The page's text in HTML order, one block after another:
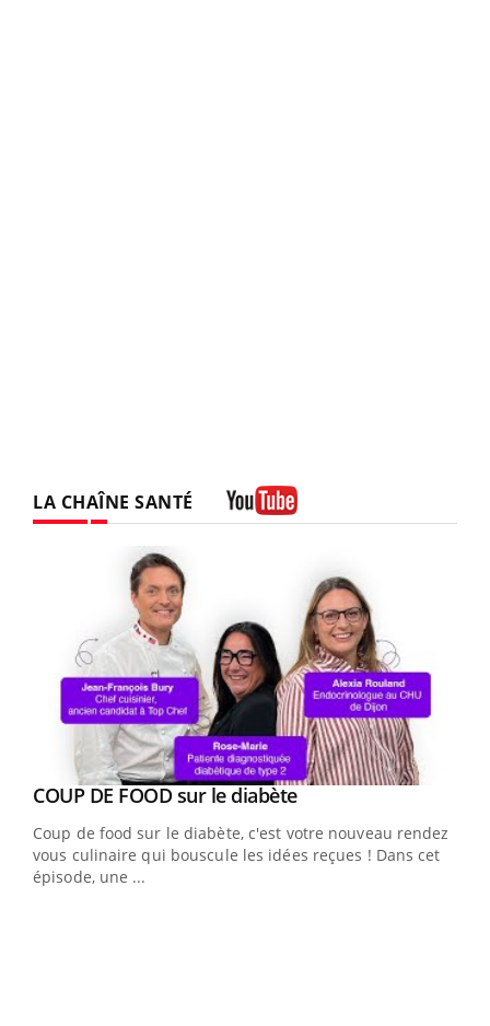
LA CHAÎNE SANTÉ
Youtube
COUP DE FOOD sur le diabèteYoutube
Coup de food sur le diabète, c'est votre nouveau rendez-
vous culinaire qui bouscule les idées reçues ! Dans cet
épisode, une ...